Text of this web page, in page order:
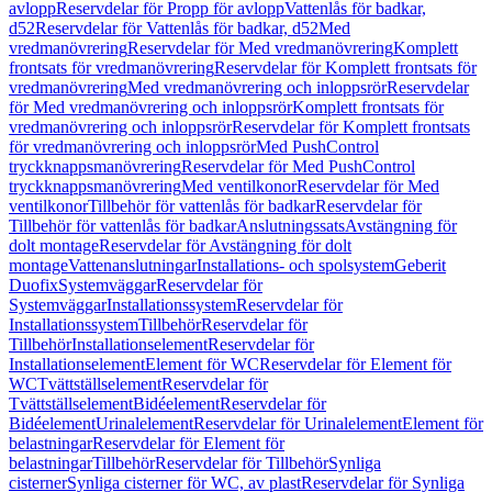
avloppReservdelar för Propp för avloppVattenlås för badkar,
d52Reservdelar för Vattenlås för badkar, d52Med
vredmanövreringReservdelar för Med vredmanövreringKomplett
frontsats för vredmanövreringReservdelar för Komplett frontsats för
vredmanövreringMed vredmanövrering och inloppsrörReservdelar
för Med vredmanövrering och inloppsrörKomplett frontsats för
vredmanövrering och inloppsrörReservdelar för Komplett frontsats
för vredmanövrering och inloppsrörMed PushControl
tryckknappsmanövreringReservdelar för Med PushControl
tryckknappsmanövreringMed ventilkonorReservdelar för Med
ventilkonorTillbehör för vattenlås för badkarReservdelar för
Tillbehör för vattenlås för badkarAnslutningssatsAvstängning för
dolt montageReservdelar för Avstängning för dolt
montageVattenanslutningarInstallations- och spolsystemGeberit
DuofixSystemväggarReservdelar för
SystemväggarInstallationssystemReservdelar för
InstallationssystemTillbehörReservdelar för
TillbehörInstallationselementReservdelar för
InstallationselementElement för WCReservdelar för Element för
WCTvättställselementReservdelar för
TvättställselementBidéelementReservdelar för
BidéelementUrinalelementReservdelar för UrinalelementElement för
belastningarReservdelar för Element för
belastningarTillbehörReservdelar för TillbehörSynliga
cisternerSynliga cisterner för WC, av plastReservdelar för Synliga